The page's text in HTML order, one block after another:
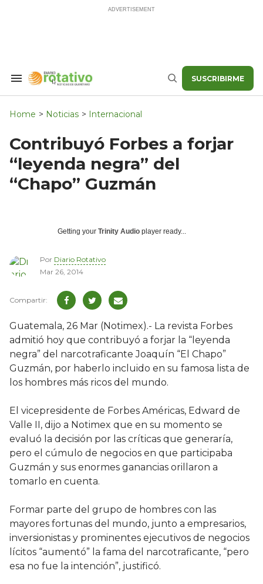
Search
Navigation
Buscar SUSCRIBIRME
Home > Noticias > Internacional
Contribuyó Forbes a forjar
“leyenda negra” del
“Chapo” Guzmán
Getting your Trinity Audio player ready...
Por Diario Rotativo
Mar 26, 2014
Guatemala, 26 Mar (Notimex).- La revista Forbes
admitió hoy que contribuyó a forjar la “leyenda
negra” del narcotraficante Joaquín “El Chapo”
Guzmán, por haberlo incluido en su famosa lista de
los hombres más ricos del mundo.
El vicepresidente de Forbes Américas, Edward de
Valle II, dijo a Notimex que en su momento se
evaluó la decisión por las críticas que generaría,
pero el cúmulo de negocios en que participaba
Guzmán y sus enormes ganancias orillaron a
tomarlo en cuenta.
Formar parte del grupo de hombres con las
mayores fortunas del mundo, junto a empresarios,
inversionistas y prominentes ejecutivos de negocios
lícitos “aumentó” la fama del narcotraficante, “pero
esa no fue la intención”, justificó.